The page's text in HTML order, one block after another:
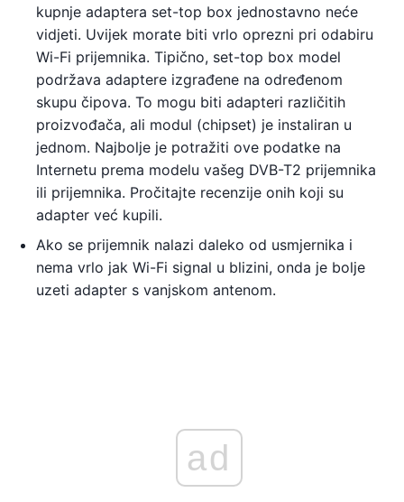
kupnje adaptera set-top box jednostavno neće
vidjeti. Uvijek morate biti vrlo oprezni pri odabiru
Wi-Fi prijemnika. Tipično, set-top box model
podržava adaptere izgrađene na određenom
skupu čipova. To mogu biti adapteri različitih
proizvođača, ali modul (chipset) je instaliran u
jednom. Najbolje je potražiti ove podatke na
Internetu prema modelu vašeg DVB-T2 prijemnika
ili prijemnika. Pročitajte recenzije onih koji su
adapter već kupili.
Ako se prijemnik nalazi daleko od usmjernika i
nema vrlo jak Wi-Fi signal u blizini, onda je bolje
uzeti adapter s vanjskom antenom.
ad